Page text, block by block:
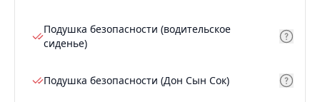
Подушка безопасности (водительское
сиденье)
Подушка безопасности (Дон Сын Сок)